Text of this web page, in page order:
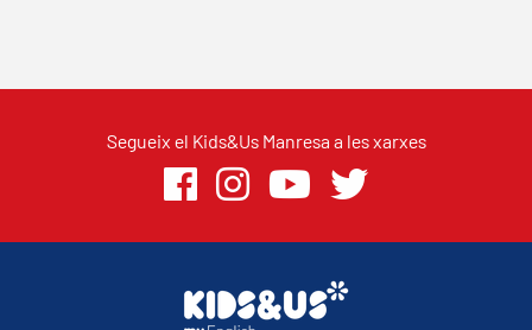
Segueix el Kids&Us Manresa a les xarxes